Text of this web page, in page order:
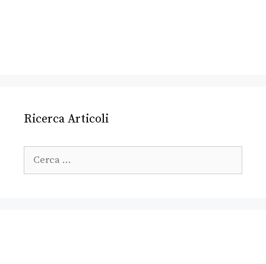
Ricerca Articoli